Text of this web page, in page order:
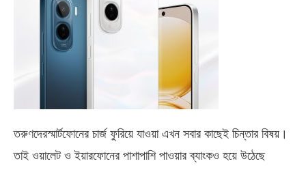
তরুণদেরস্মার্টফোনের চার্জ ফুরিয়ে যাওয়া এখন সবার কাছেই চিন্তার বিষয়।
তাই ওয়ালেট ও ইয়ারফোনের পাশাপাশি পাওয়ার ব্যাংকও হয়ে উঠেছে